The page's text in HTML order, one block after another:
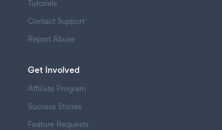
Tutorials
Contact Support
Report Abuse
Get Involved
Affiliate Program
Success Stories
Feature Requests